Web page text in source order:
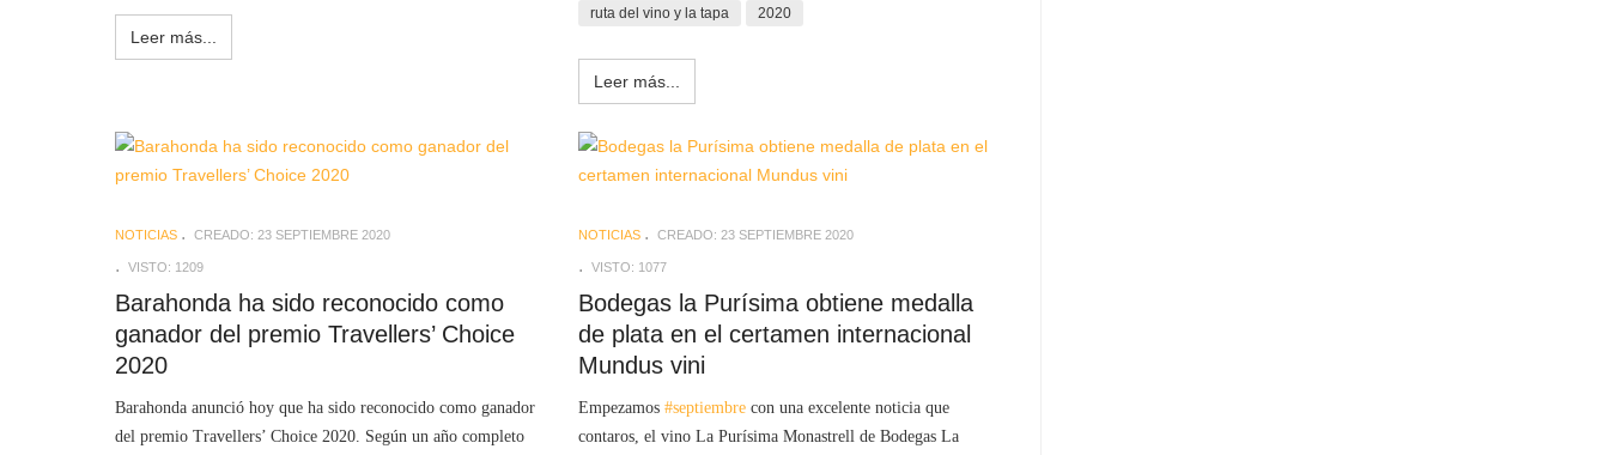
Leer más...
ruta del vino y la tapa 2020
Leer más...
NOTICIAS CREADO: 23 SEPTIEMBRE 2020
VISTO: 1209
Barahonda ha sido reconocido como
ganador del premio Travellers’ Choice
2020
Barahonda anunció hoy que ha sido reconocido como ganador
del premio Travellers’ Choice 2020. Según un año completo
NOTICIAS CREADO: 23 SEPTIEMBRE 2020
VISTO: 1077
Bodegas la Purísima obtiene medalla
de plata en el certamen internacional
Mundus vini
Empezamos #septiembrecon una excelente noticia que
contaros, el vino La Purísima Monastrell de Bodegas La